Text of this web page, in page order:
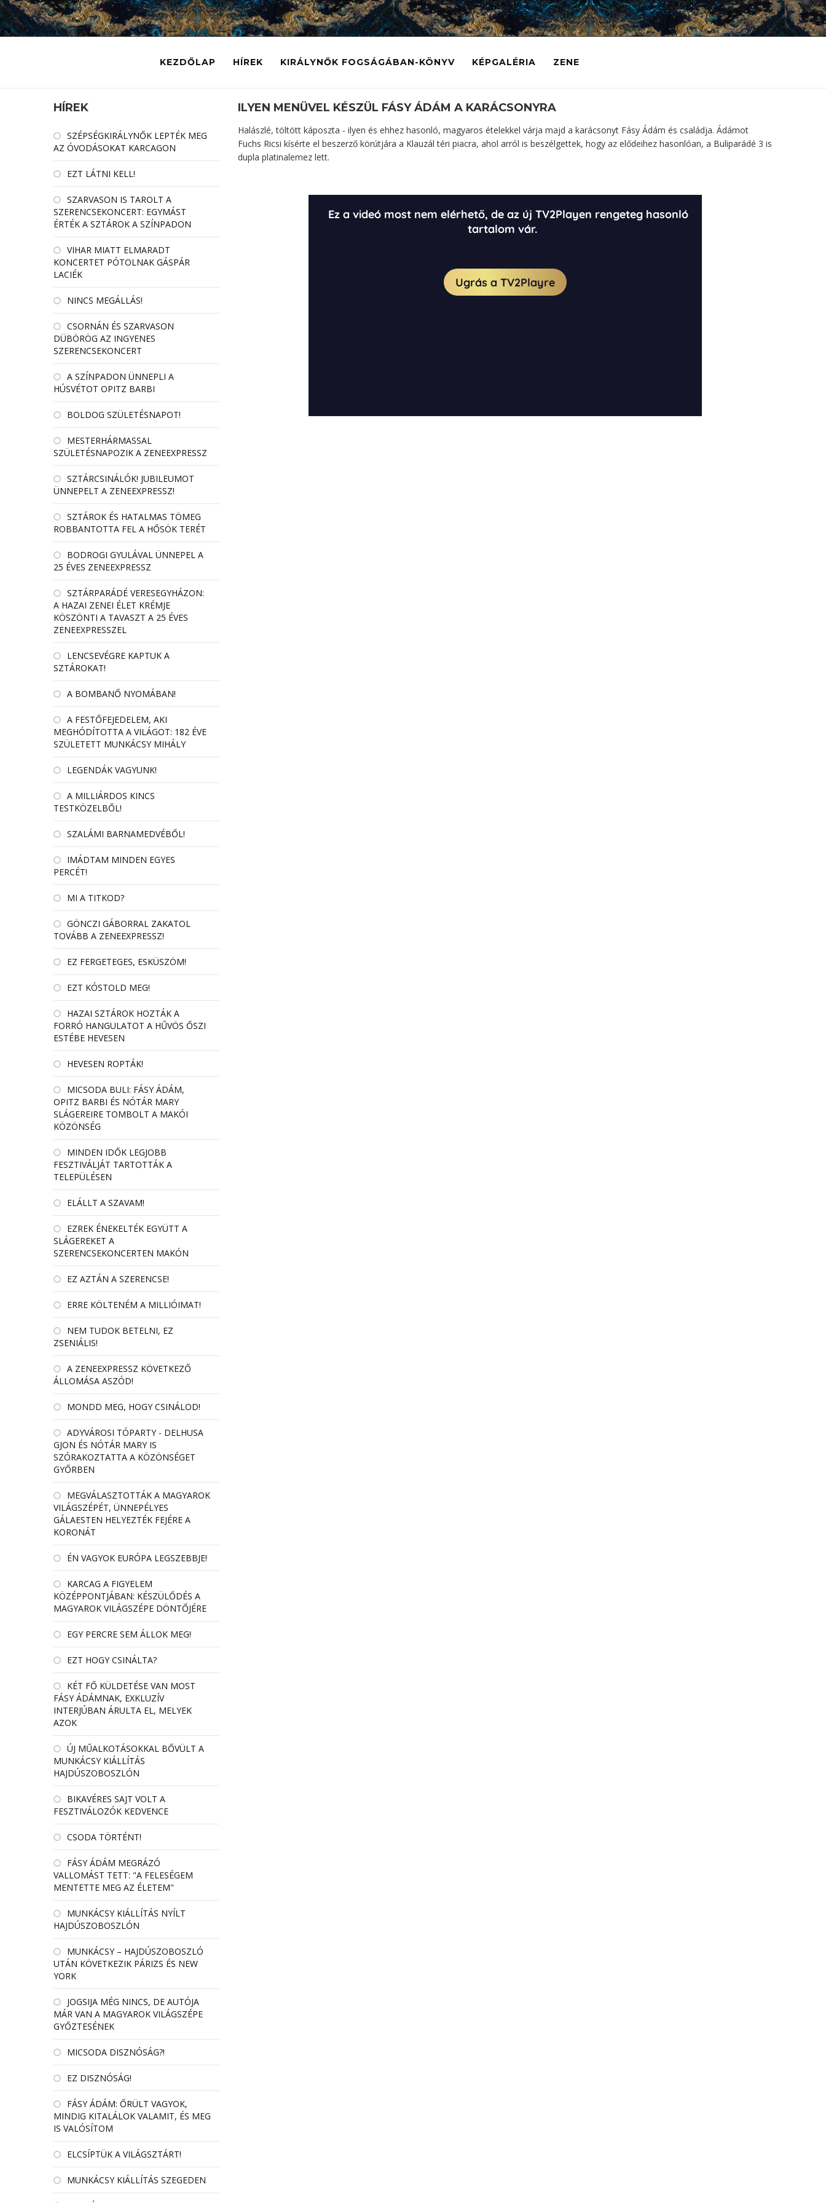
KEZDŐLAP HÍREK KIRÁLYNŐK FOGSÁGÁBAN-KÖNYV KÉPGALÉRIA ZENE
HÍREK
SZÉPSÉGKIRÁLYNŐK LEPTÉK MEG
AZ ÓVODÁSOKAT KARCAGON
EZT LÁTNI KELL!
SZARVASON IS TAROLT A
SZERENCSEKONCERT: EGYMÁST
ÉRTÉK A SZTÁROK A SZÍNPADON
VIHAR MIATT ELMARADT
KONCERTET PÓTOLNAK GÁSPÁR
LACIÉK
NINCS MEGÁLLÁS!
CSORNÁN ÉS SZARVASON
DÜBÖRÖG AZ INGYENES
SZERENCSEKONCERT
A SZÍNPADON ÜNNEPLI A
HÚSVÉTOT OPITZ BARBI
BOLDOG SZÜLETÉSNAPOT!
MESTERHÁRMASSAL
SZÜLETÉSNAPOZIK A ZENEEXPRESSZ
SZTÁRCSINÁLÓK! JUBILEUMOT
ÜNNEPELT A ZENEEXPRESSZ!
SZTÁROK ÉS HATALMAS TÖMEG
ROBBANTOTTA FEL A HŐSÖK TERÉT
BODROGI GYULÁVAL ÜNNEPEL A
25 ÉVES ZENEEXPRESSZ
SZTÁRPARÁDÉ VERESEGYHÁZON:
A HAZAI ZENEI ÉLET KRÉMJE
KÖSZÖNTI A TAVASZT A 25 ÉVES
ZENEEXPRESSZEL
LENCSEVÉGRE KAPTUK A
SZTÁROKAT!
A BOMBANŐ NYOMÁBAN!
A FESTŐFEJEDELEM, AKI
MEGHÓDÍTOTTA A VILÁGOT: 182 ÉVE
SZÜLETETT MUNKÁCSY MIHÁLY
LEGENDÁK VAGYUNK!
A MILLIÁRDOS KINCS
TESTKÖZELBŐL!
SZALÁMI BARNAMEDVÉBŐL!
IMÁDTAM MINDEN EGYES
PERCÉT!
MI A TITKOD?
GÖNCZI GÁBORRAL ZAKATOL
TOVÁBB A ZENEEXPRESSZ!
EZ FERGETEGES, ESKÜSZÖM!
EZT KÓSTOLD MEG!
HAZAI SZTÁROK HOZTÁK A
FORRÓ HANGULATOT A HŰVÖS ŐSZI
ESTÉBE HEVESEN
HEVESEN ROPTÁK!
MICSODA BULI: FÁSY ÁDÁM,
OPITZ BARBI ÉS NÓTÁR MARY
SLÁGEREIRE TOMBOLT A MAKÓI
KÖZÖNSÉG
MINDEN IDŐK LEGJOBB
FESZTIVÁLJÁT TARTOTTÁK A
TELEPÜLÉSEN
ELÁLLT A SZAVAM!
EZREK ÉNEKELTÉK EGYÜTT A
SLÁGEREKET A
SZERENCSEKONCERTEN MAKÓN
EZ AZTÁN A SZERENCSE!
ERRE KÖLTENÉM A MILLIÓIMAT!
NEM TUDOK BETELNI, EZ
ZSENIÁLIS!
A ZENEEXPRESSZ KÖVETKEZŐ
ÁLLOMÁSA ASZÓD!
MONDD MEG, HOGY CSINÁLOD!
ADYVÁROSI TÓPARTY - DELHUSA
GJON ÉS NÓTÁR MARY IS
SZÓRAKOZTATTA A KÖZÖNSÉGET
GYŐRBEN
MEGVÁLASZTOTTÁK A MAGYAROK
VILÁGSZÉPÉT, ÜNNEPÉLYES
GÁLAESTEN HELYEZTÉK FEJÉRE A
KORONÁT
ÉN VAGYOK EURÓPA LEGSZEBBJE!
KARCAG A FIGYELEM
KÖZÉPPONTJÁBAN: KÉSZÜLŐDÉS A
MAGYAROK VILÁGSZÉPE DÖNTŐJÉRE
EGY PERCRE SEM ÁLLOK MEG!
EZT HOGY CSINÁLTA?
KÉT FŐ KÜLDETÉSE VAN MOST
FÁSY ÁDÁMNAK, EXKLUZÍV
INTERJÚBAN ÁRULTA EL, MELYEK
AZOK
ÚJ MŰALKOTÁSOKKAL BŐVÜLT A
MUNKÁCSY KIÁLLÍTÁS
HAJDÚSZOBOSZLÓN
BIKAVÉRES SAJT VOLT A
FESZTIVÁLOZÓK KEDVENCE
CSODA TÖRTÉNT!
FÁSY ÁDÁM MEGRÁZÓ
VALLOMÁST TETT: "A FELESÉGEM
MENTETTE MEG AZ ÉLETEM"
MUNKÁCSY KIÁLLÍTÁS NYÍLT
HAJDÚSZOBOSZLÓN
MUNKÁCSY – HAJDÚSZOBOSZLÓ
UTÁN KÖVETKEZIK PÁRIZS ÉS NEW
YORK
JOGSIJA MÉG NINCS, DE AUTÓJA
MÁR VAN A MAGYAROK VILÁGSZÉPE
GYŐZTESÉNEK
MICSODA DISZNÓSÁG?!
EZ DISZNÓSÁG!
FÁSY ÁDÁM: ŐRÜLT VAGYOK,
MINDIG KITALÁLOK VALAMIT, ÉS MEG
IS VALÓSÍTOM
ELCSÍPTÜK A VILÁGSZTÁRT!
MUNKÁCSY KIÁLLÍTÁS SZEGEDEN
ILYEN MENÜVEL KÉSZÜL FÁSY ÁDÁM A KARÁCSONYRA
Halászlé, töltött káposzta - ilyen és ehhez hasonló, magyaros ételekkel várja majd a karácsonyt Fásy Ádám és családja. Ádámot
Fuchs Ricsi kísérte el beszerző körútjára a Klauzál téri piacra, ahol arról is beszélgettek, hogy az elődeihez hasonlóan, a Buliparádé 3 is
dupla platinalemez lett.